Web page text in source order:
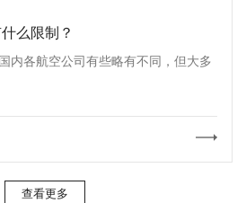
么限制？
内各航空公司有些略有不同，但大多
查看更多